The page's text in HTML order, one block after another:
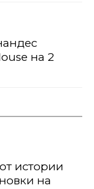
на 2
истории
на